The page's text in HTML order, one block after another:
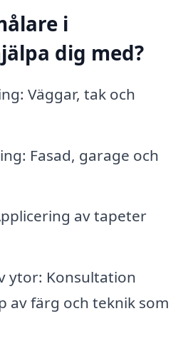
i
dig med?
Väggar, tak och
Fasad, garage och
av tapeter
ytor: Konsultation
av färg och teknik som